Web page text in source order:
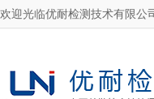
欢迎光临优耐检测技术有限公